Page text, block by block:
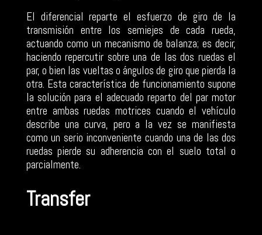
El diferencial reparte el esfuerzo de giro de la
transmisión entre los semiejes de cada rueda,
actuando como un mecanismo de balanza; es decir,
haciendo repercutir sobre una de las dos ruedas el
par, o bien las vueltas o ángulos de giro que pierda la
otra. Esta característica de funcionamiento supone
la solución para el adecuado reparto del par motor
entre ambas ruedas motrices cuando el vehículo
describe una curva, pero a la vez se manifiesta
como un serio inconveniente cuando una de las dos
ruedas pierde su adherencia con el suelo total o
parcialmente.
Transfer